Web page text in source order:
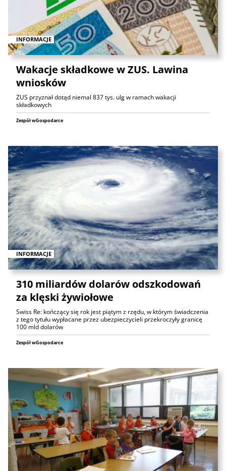
INFORMACJE
Wakacje składkowe w ZUS. Lawina
wniosków
ZUS przyznał dotąd niemal 837 tys. ulg w ramach wakacji
składkowych
Zespół wGospodarce
INFORMACJE
310 miliardów dolarów odszkodowań
za klęski żywiołowe
Swiss Re: kończący się rok jest piątym z rzędu, w którym świadczenia
z tego tytułu wypłacane przez ubezpieczycieli przekroczyły granicę
100 mld dolarów
Zespół wGospodarce